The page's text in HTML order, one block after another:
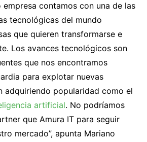
contamos con una de las
tecnológicas del mundo
que quieren transformarse e
Los avances tecnológicos son
que nos encontramos
para explotar nuevas
adquiriendo popularidad como el
artificial. No podríamos
que Amura IT para seguir
mercado”, apunta Mariano